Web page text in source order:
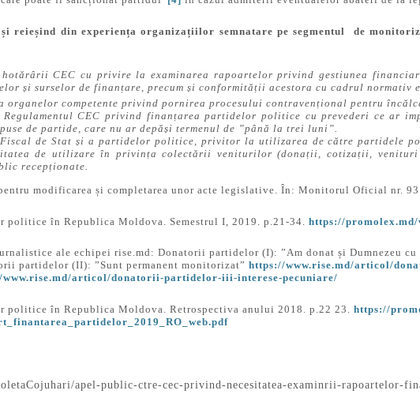
și reieșind din experiența organizațiilor semnatare pe segmentul de
hotărârii CEC cu privire la examinarea rapoartelor privind gestiunea
și surselor de finanțare, precum și conformității acestora cu cadrul normativ
organelor competente privind pornirea procesului contravențional pentru
CEC privind finanțarea partidelor politice cu prevederi ce ar
de partide, care nu ar depăși termenul de ”până la trei luni”.
de Stat și a partidelor politice, privitor la utilizarea de către partidele
de utilizare în privința colectării veniturilor (donații, cotizații,
recepționate.
modificarea și completarea unor acte legislative. În: Monitorul Oficial nr. 93
politice în Republica Moldova. Semestrul I, 2019. p.21-34. https://promolex.md/
ale echipei rise.md: Donatorii partidelor (I): ”Am donat și Dumnezeu cu
partidelor (II): ”Sunt permanent monitorizat” https://www.rise.md/articol/
www.rise.md/articol/donatorii-partidelor-iii-interese-pecuniare/
politice în Republica Moldova. Retrospectiva anului 2018. p.22 23. https://
apel-public-ctre-cec-privind-necesitatea-examinrii-rapoartelor-